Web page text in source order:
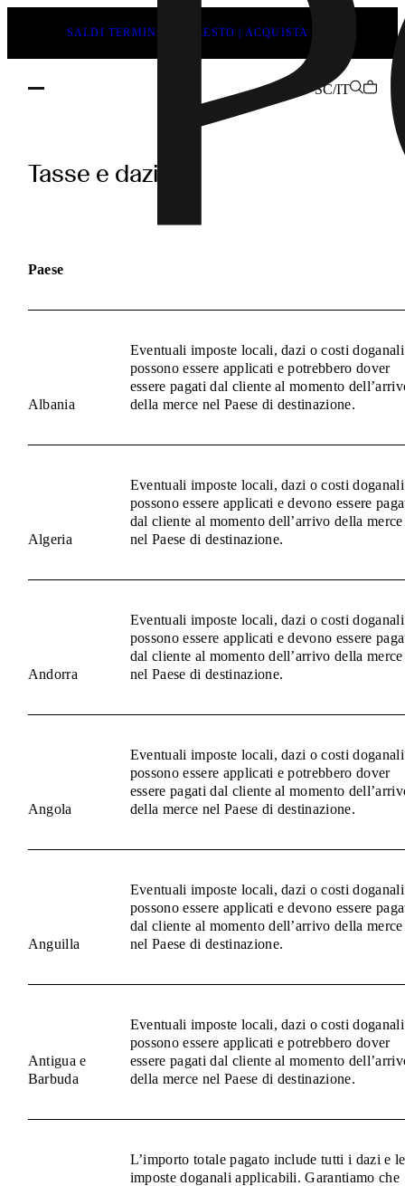
SALDI TERMINANO PRESTO | ACQUISTA ORA
SC/IT
Tasse e dazi
Paese
Albania
Eventuali imposte locali, dazi o costi doganali
possono essere applicati e potrebbero dover
essere pagati dal cliente al momento
della merce nel Paese di destinazione.
Algeria
Eventuali imposte locali, dazi o costi doganali
possono essere applicati e devono essere
dal cliente al momento dell’arrivo della merce
nel Paese di destinazione.
Andorra
Eventuali imposte locali, dazi o costi doganali
possono essere applicati e devono essere
dal cliente al momento dell’arrivo della merce
nel Paese di destinazione.
Angola
Eventuali imposte locali, dazi o costi doganali
possono essere applicati e potrebbero dover
essere pagati dal cliente al momento
della merce nel Paese di destinazione.
Anguilla
Eventuali imposte locali, dazi o costi doganali
possono essere applicati e devono essere
dal cliente al momento dell’arrivo della merce
nel Paese di destinazione.
Antigua e
Barbuda
Eventuali imposte locali, dazi o costi doganali
possono essere applicati e potrebbero dover
essere pagati dal cliente al momento
della merce nel Paese di destinazione.
L’importo totale pagato include tutti i dazi e le
imposte doganali applicabili. Garantiamo che